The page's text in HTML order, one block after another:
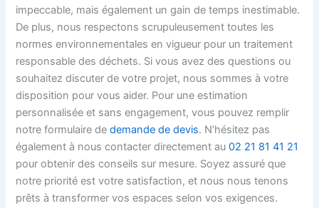
impeccable, mais également un gain de temps inestimable.
De plus, nous respectons scrupuleusement toutes les
normes environnementales en vigueur pour un traitement
responsable des déchets. Si vous avez des questions ou
souhaitez discuter de votre projet, nous sommes à votre
disposition pour vous aider. Pour une estimation
personnalisée et sans engagement, vous pouvez remplir
notre formulaire dedemande de devis. N’hésitez pas
également à nous contacter directement au02 21 81 41 21
pour obtenir des conseils sur mesure. Soyez assuré que
notre priorité est votre satisfaction, et nous nous tenons
prêts à transformer vos espaces selon vos exigences.